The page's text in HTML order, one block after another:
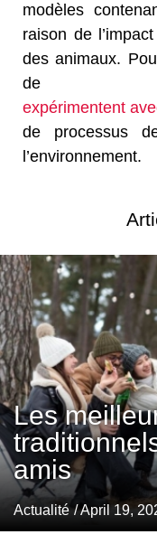
modèles
raison de
des animaux.
de
expérimentent
de processus
l’environnement.
Les
amis
Actualité / April 19,